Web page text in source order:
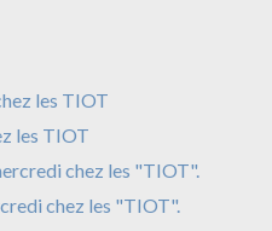
les TIOT
chez les "TIOT".